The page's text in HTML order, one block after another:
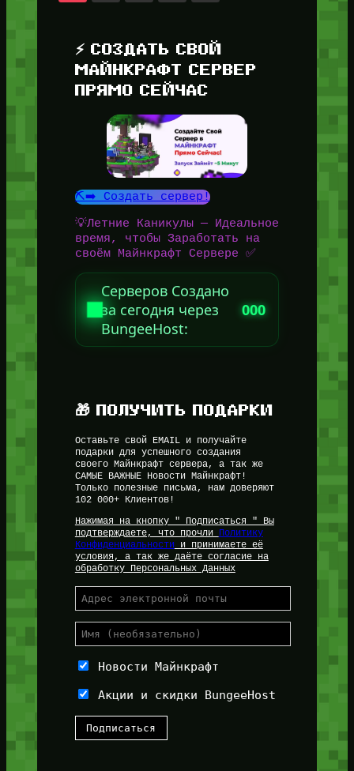
⚡ СОЗДАТЬ СВОЙ
МАЙНКРАФТ СЕРВЕР
ПРЯМО СЕЙЧАС
⛏️➡️ Создать сервер!
💡Летние Каникулы — Идеальное
время, чтобы Заработать на
своём Майнкрафт Сервере ✅
Серверов Создано
за сегодня через
BungeeHost:
000
🎁 ПОЛУЧИТЬ ПОДАРКИ
Оставьте свой EMAIL и получайте
подарки для успешного создания
своего Майнкрафт сервера, а так же
САМЫЕ ВАЖНЫЕ Новости Майнкрафт!
Только полезные письма, нам доверяют
102 000+ Клиентов!
Нажимая на кнопку " Подписаться " Вы
подтверждаете, что прочли
Политику
Конфиденциальностии принимаете её
условия, а так же даёте согласие на
обработку Персональных Данных
Новости Майнкрафт
Акции и скидки BungeeHost